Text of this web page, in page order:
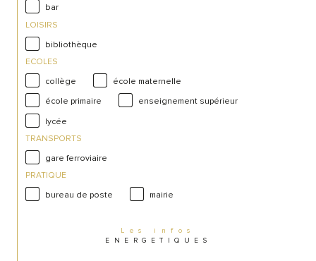
bar
LOISIRS
bibliothèque
ECOLES
collège
école maternelle
école primaire
enseignement supérieur
lycée
TRANSPORTS
gare ferroviaire
PRATIQUE
bureau de poste
mairie
Les infos
ENERGETIQUES